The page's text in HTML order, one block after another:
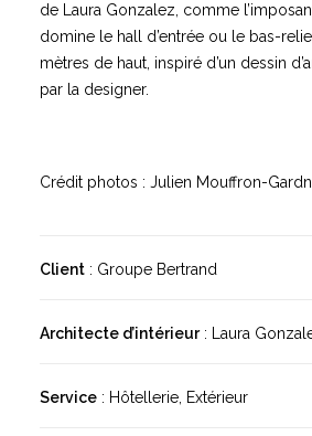
de Laura Gonzalez, comme
domine le hall d’entrée ou le bas-
mètres de haut, inspiré d’un dessin
par la designer.
Crédit photos : Julien Mouffron-
Client : Groupe Bertrand
Architecte d’intérieur: Laura
Service : Hôtellerie, Extérieur